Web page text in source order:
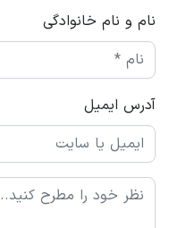
نام و نام خانوادگی
آدرس ایمیل